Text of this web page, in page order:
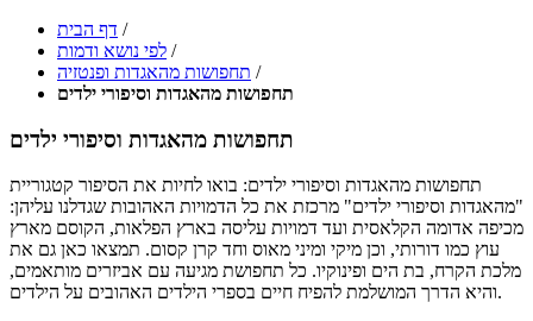
דף הבית /
לפי נושא ודמות /
תחפושות מהאגדות ופנטזיה /
תחפושות מהאגדות וסיפורי ילדים
תחפושות מהאגדות וסיפורי ילדים
תחפושות מהאגדות וסיפורי ילדים: בואו לחיות את הסיפור קטגוריית
"מהאגדות וסיפורי ילדים" מרכזת את כל הדמויות האהובות שגדלנו עליהן:
מכיפה אדומה הקלאסית ועד דמויות עליסה בארץ הפלאות, הקוסם מארץ
עוץ כמו דורותי, וכן מיקי ומיני מאוס וחד קרן קסום. תמצאו כאן גם את
מלכת הקרח, בת הים ופינוקיו. כל תחפושת מגיעה עם אביזרים מותאמים,
והיא הדרך המושלמת להפיח חיים בספרי הילדים האהובים על הילדים.